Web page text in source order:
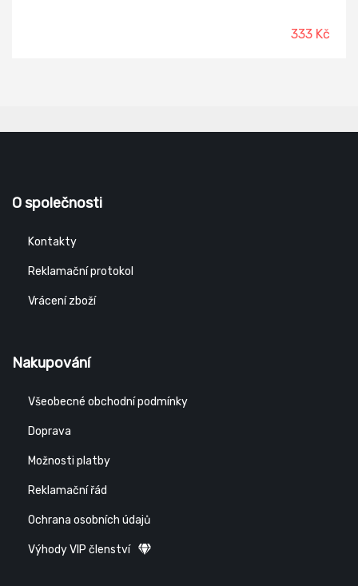
333 Kč
O společnosti
Kontakty
Reklamační protokol
Vrácení zboží
Nakupování
Všeobecné obchodní podmínky
Doprava
Možnosti platby
Reklamační řád
Ochrana osobních údajů
Výhody VIP členství